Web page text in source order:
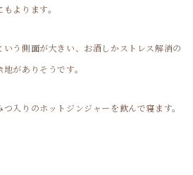
よります。
う側面が大きい、お酒しかストレス解消の
がありそうです。
入りのホットジンジャーを飲んで寝ます。